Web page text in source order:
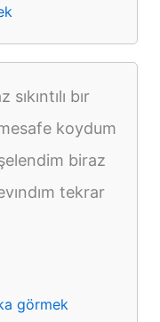
bır
koydum
biraz
tekrar
görmek